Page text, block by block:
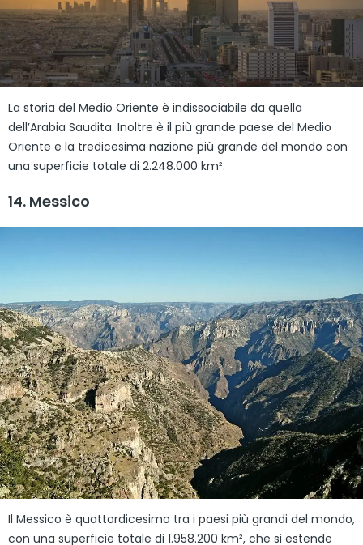
La storia del Medio Oriente è indissociabile da quella
dell’Arabia Saudita. Inoltre è il più grande paese del Medio
Oriente e la tredicesima nazione più grande del mondo con
una superficie totale di 2.248.000 km².
14. Messico
Il Messico è quattordicesimo tra i paesi più grandi del mondo,
con una superficie totale di 1.958.200 km², che si estende